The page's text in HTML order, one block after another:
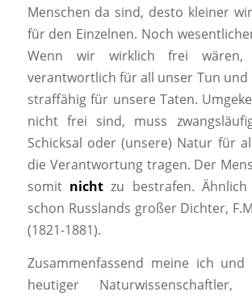
Menschen da sind, desto kleiner
für den Einzelnen. Noch
Wenn wir wirklich frei wären,
verantwortlich für all unser Tun und
straffähig für unsere Taten.
nicht frei sind, muss
Schicksal oder (unsere) Natur für
die Verantwortung tragen. Der
somit nichtzu bestrafen. Ähnlich
schon Russlands großer Dichter,
(1821-1881).
Zusammenfassend meine ich und
heutiger